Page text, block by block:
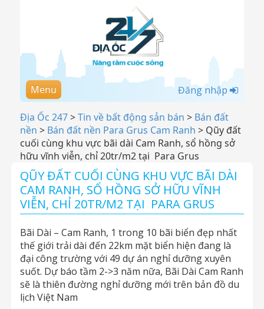
Menu Đăng nhập
Địa Ốc 247>Tin về bất động sản bán > Bán đất
nền > Bán đất nền Para Grus Cam Ranh > Qũy đất
cuối cùng khu vực bãi dài Cam Ranh, sổ hồng sở
hữu vĩnh viễn, chỉ 20tr/m2 tại Para Grus
QŨY ĐẤT CUỐI CÙNG KHU VỰC BÃI DÀI
CAM RANH, SỔ HỒNG SỞ HỮU VĨNH
VIỄN, CHỈ 20TR/M2 TẠI PARA GRUS
Bãi Dài – Cam Ranh, 1 trong 10 bãi biển đẹp nhất
thế giới trải dài đến 22km mặt biển hiện đang là
đại công trường với 49 dự án nghỉ dưỡng xuyên
suốt. Dự báo tầm 2->3 năm nữa, Bãi Dài Cam Ranh
sẽ là thiên đường nghỉ dưỡng mới trên bản đồ du
lịch Việt Nam